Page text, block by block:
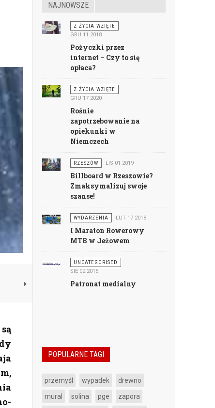
NAJNOWSZE
Z ŻYCIA WZIĘTE
GRU 11 2018
Pożyczki przez
internet – Czy to się
opłaca?
Z ŻYCIA WZIĘTE
GRU 17 2020
Rośnie
zapotrzebowanie na
opiekunki w
Niemczech
RZESZÓW LIS 01 2019
Billboard w Rzeszowie?
Zmaksymalizuj swoje
szanse!
WYDARZENIA LUT 17 2018
I Maraton Rowerowy
MTB w Jeżowem
UNCATEGORISED
SIE 02 2015
Patronat medialny
POPULARNE TAGI
przemyśl wypadek drewno
mural solina pge zapora